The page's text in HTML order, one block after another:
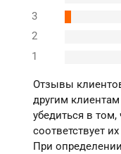
3
2
1
Отзывы
другим
убедиться в
соответствует
При